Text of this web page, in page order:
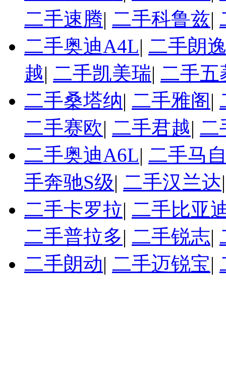
二手速腾| 二手科鲁兹|
二手奥迪A4L| 二手朗
越| 二手凯美瑞| 二手五
二手桑塔纳| 二手雅阁|
二手赛欧| 二手君越| 二
二手奥迪A6L| 二手马
手奔驰S级| 二手汉兰达
二手卡罗拉| 二手比亚
二手普拉多| 二手锐志|
二手朗动| 二手迈锐宝|